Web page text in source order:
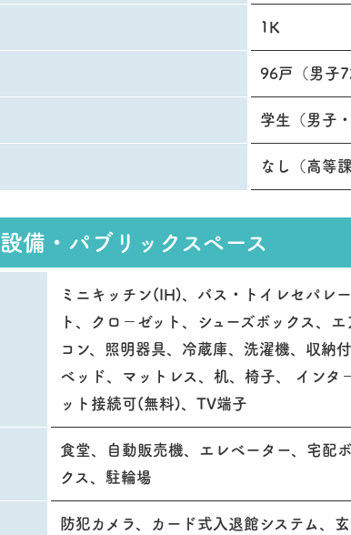
1K
96戸（男子
学生（男子
なし（高等
設備・パブリックスペース
ミニキッチン(IH)、バス・トイレセパレー
ト、クロ－ゼット、シューズボックス、エ
コン、照明器具、冷蔵庫、洗濯機、収納
ベッド、マットレス、机、椅子、 インタ
ット接続可(無料)、TV端子
食堂、自動販売機、エレベーター、宅配
クス、駐輪場
防犯カメラ、カード式入退館システム、玄